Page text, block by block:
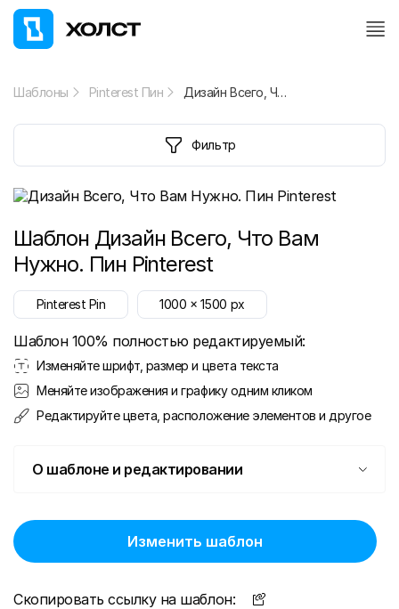
Шаблоны Pinterest Пин Дизайн Всего, Что Вам Нужно. Пин Pinterest
Фильтр
Шаблон Дизайн Всего, Что Вам
Нужно. Пин Pinterest
Pinterest Pin 1000 x 1500 px
Шаблон 100% полностью редактируемый:
Изменяйте шрифт, размер и цвета текста
Меняйте изображения и графику одним кликом
Редактируйте цвета, расположение элементов и другое
О шаблоне и редактировании
Изменить шаблон
Скопировать ссылку на шаблон: